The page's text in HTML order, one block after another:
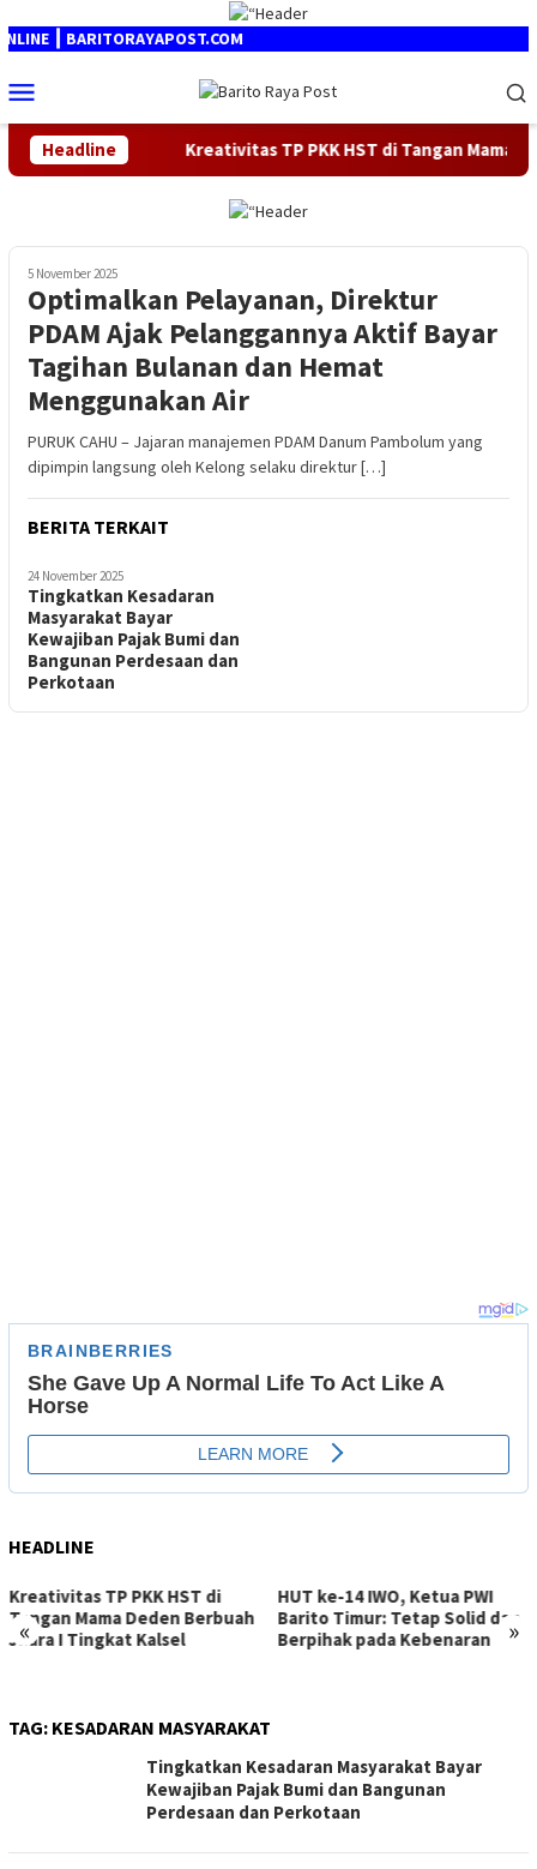
ke ┃ BARITORAYAPOST.COM
Mobile
Headline
2026 Kreativitas TP PKK HST di Tangan Mama
5 November 2025
Optimalkan Pelayanan, Direktur
PDAM Ajak Pelanggannya Aktif Bayar
Tagihan Bulanan dan Hemat
Menggunakan Air
PURUK CAHU – Jajaran manajemen PDAM Danum Pambolum yang
dipimpin langsung oleh Kelong selaku direktur […]
BERITA TERKAIT
24 November 2025
Tingkatkan Kesadaran
Masyarakat Bayar
Kewajiban Pajak Bumi dan
Bangunan Perdesaan dan
Perkotaan
HEADLINE
« »
HUT ke-14 IWO, Ketua PWI
Barito Timur: Tetap Solid dan
Berpihak pada Kebenaran
SATPAS Satlantas
Palangka Raya Beri
Prima bagi Pemohon SIM
TAG: KESADARAN MASYARAKAT
Tingkatkan Kesadaran Masyarakat Bayar
Kewajiban Pajak Bumi dan Bangunan
Perdesaan dan Perkotaan